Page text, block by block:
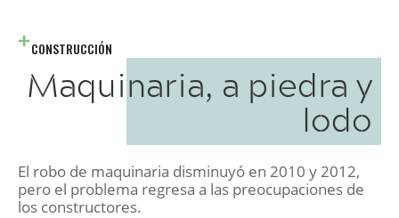
CONSTRUCCIÓN
Maquinaria, a piedra y
lodo
El robo de maquinaria disminuyó en 2010 y 2012,
pero el problema regresa a las preocupaciones de
los constructores.